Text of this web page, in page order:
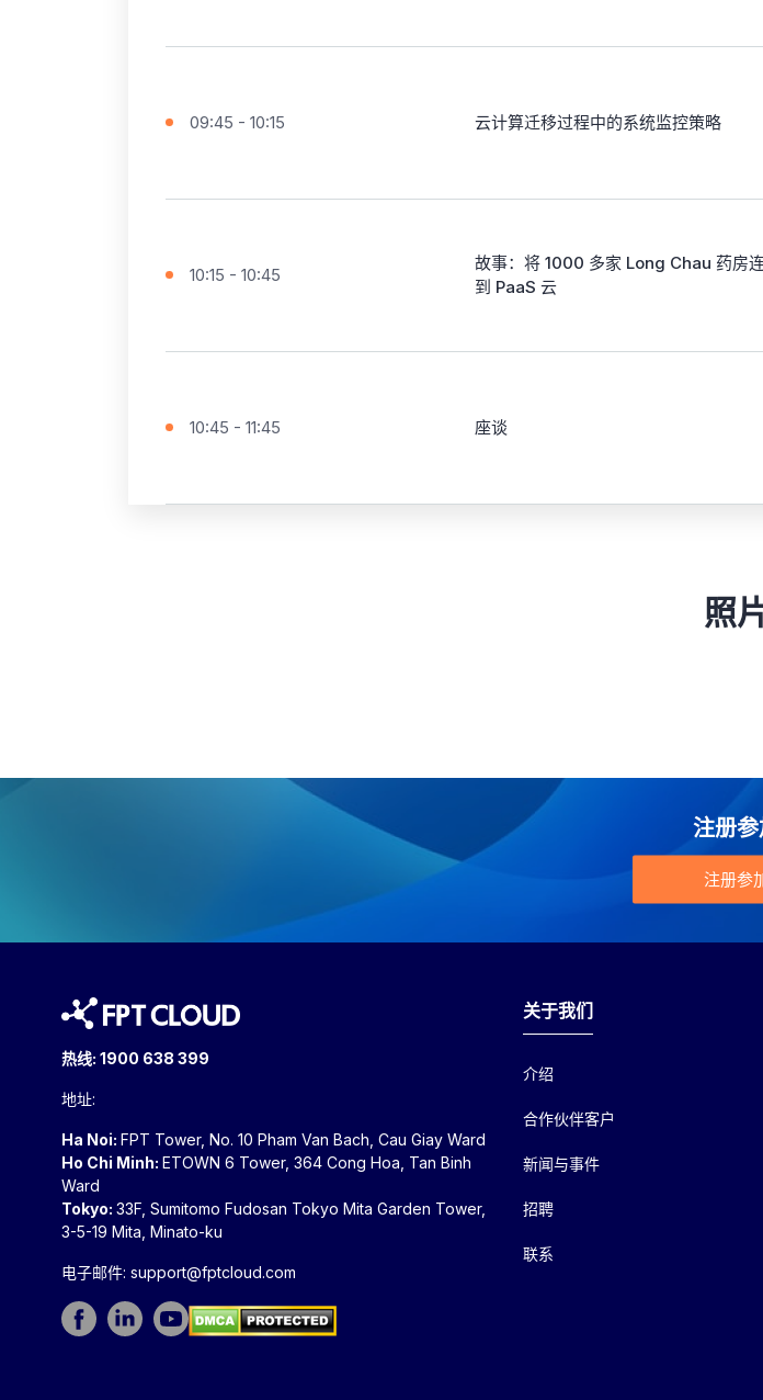
09:45 - 10:15 云计算迁移过程中的系统监控策略
10:15 - 10:45
故事：将 1000 多家 Long Chau 药房
到 PaaS 云
10:45 - 11:45 座谈
照
注册参
注册参
热线: 1900 638 399
地址:
Ha Noi: FPT Tower, No. 10 Pham Van Bach, Cau Giay Ward
Ho Chi Minh: ETOWN 6 Tower, 364 Cong Hoa, Tan Binh
Ward
Tokyo: 33F, Sumitomo Fudosan Tokyo Mita Garden Tower,
3-5-19 Mita, Minato-ku
电子邮件: support@fptcloud.com
关于我们
介绍
合作伙伴客户
新闻与事件
招聘
联系